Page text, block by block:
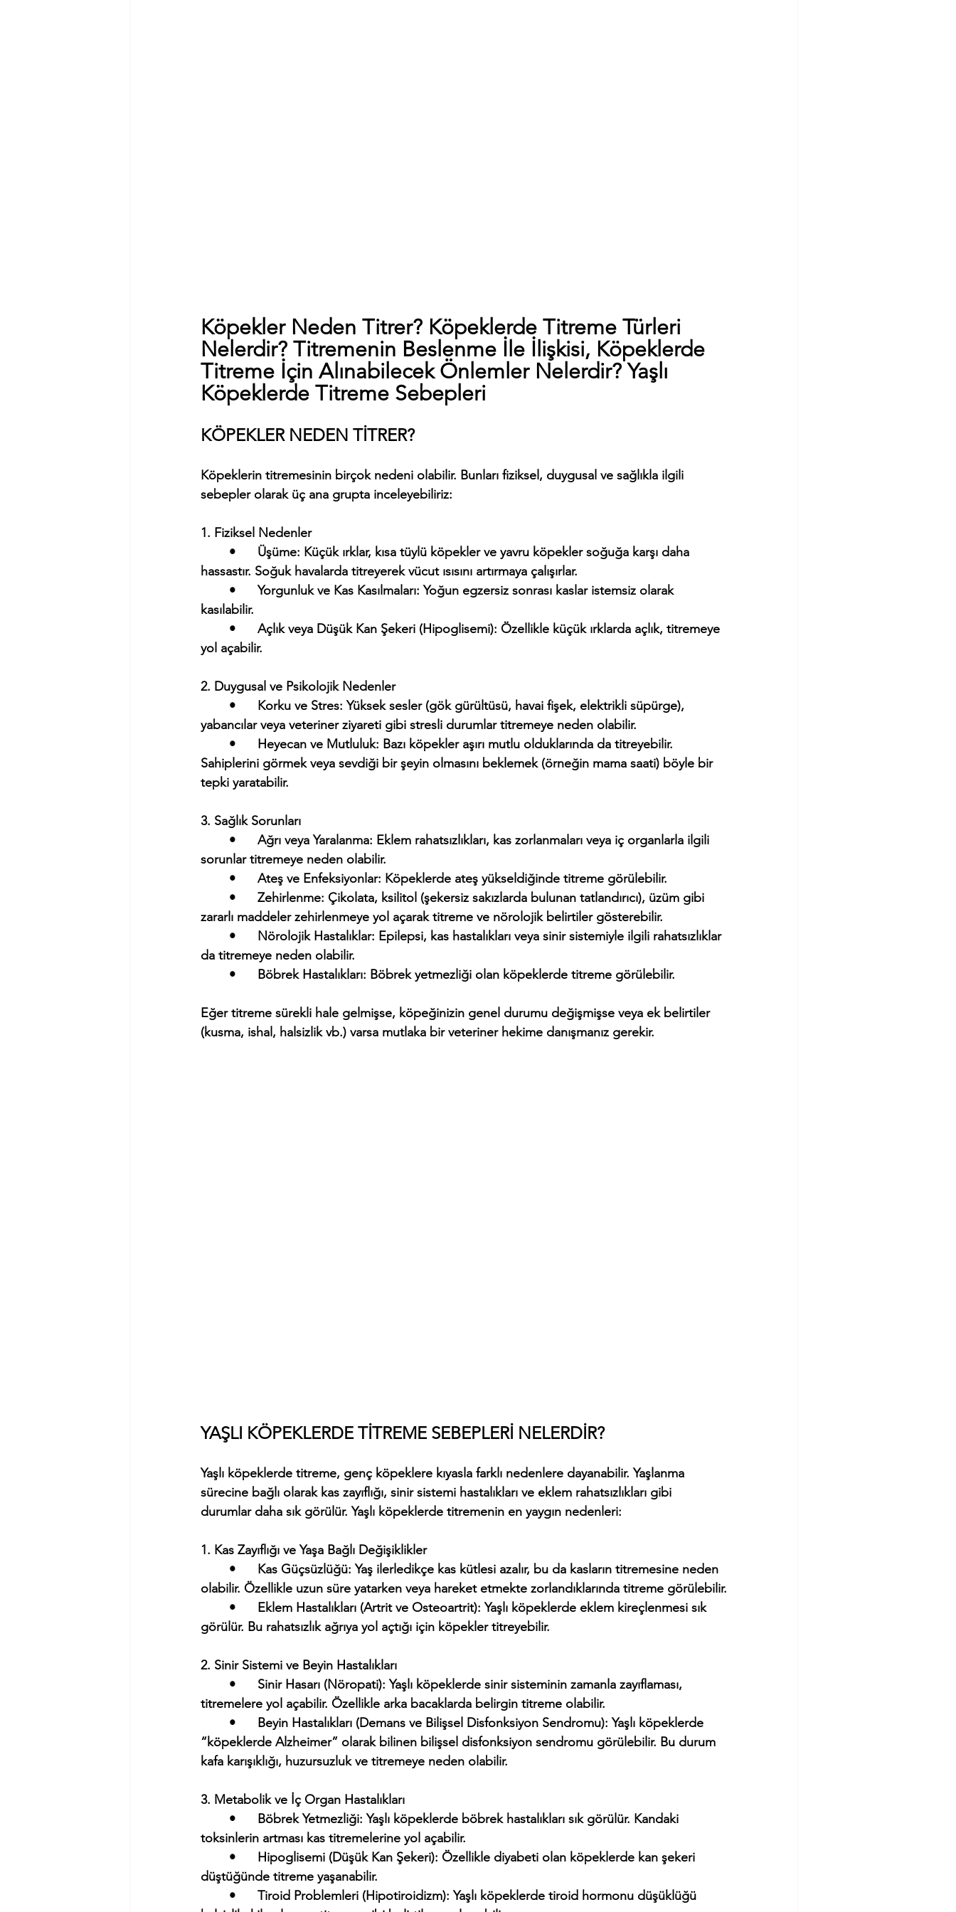
Köpekler Neden Titrer? Köpeklerde Titreme Türleri
Nelerdir? Titremenin Beslenme İle İlişkisi, Köpeklerde
Titreme İçin Alınabilecek Önlemler Nelerdir? Yaşlı
Köpeklerde Titreme Sebepleri
KÖPEKLER NEDEN TİTRER?
Köpeklerin titremesinin birçok nedeni olabilir. Bunları fiziksel, duygusal ve sağlıkla ilgili
sebepler olarak üç ana grupta inceleyebiliriz:
1. Fiziksel Nedenler
hassastır. Soğuk havalarda titreyerek vücut ısısını artırmaya çalışırlar.
kasılabilir.
yol açabilir.
2. Duygusal ve Psikolojik Nedenler
yabancılar veya veteriner ziyareti gibi stresli durumlar titremeye neden olabilir.
Sahiplerini görmek veya sevdiği bir şeyin olmasını beklemek (örneğin mama saati) böyle bir
tepki yaratabilir.
3. Sağlık Sorunları
sorunlar titremeye neden olabilir.
	•	Ateş ve Enfeksiyonlar: Köpeklerde ateş yükseldiğinde titreme görülebilir.
zararlı maddeler zehirlenmeye yol açarak titreme ve nörolojik belirtiler gösterebilir.
da titremeye neden olabilir.
	•	Böbrek Hastalıkları: Böbrek yetmezliği olan köpeklerde titreme görülebilir.
Eğer titreme sürekli hale gelmişse, köpeğinizin genel durumu değişmişse veya ek belirtiler
(kusma, ishal, halsizlik vb.) varsa mutlaka bir veteriner hekime danışmanız gerekir.
YAŞLI KÖPEKLERDE TİTREME SEBEPLERİ NELERDİR?
Yaşlı köpeklerde titreme, genç köpeklere kıyasla farklı nedenlere dayanabilir. Yaşlanma
sürecine bağlı olarak kas zayıflığı, sinir sistemi hastalıkları ve eklem rahatsızlıkları gibi
durumlar daha sık görülür. Yaşlı köpeklerde titremenin en yaygın nedenleri:
1. Kas Zayıflığı ve Yaşa Bağlı Değişiklikler
olabilir. Özellikle uzun süre yatarken veya hareket etmekte zorlandıklarında titreme görülebilir.
görülür. Bu rahatsızlık ağrıya yol açtığı için köpekler titreyebilir.
2. Sinir Sistemi ve Beyin Hastalıkları
titremelere yol açabilir. Özellikle arka bacaklarda belirgin titreme olabilir.
“köpeklerde Alzheimer” olarak bilinen bilişsel disfonksiyon sendromu görülebilir. Bu durum
kafa karışıklığı, huzursuzluk ve titremeye neden olabilir.
3. Metabolik ve İç Organ Hastalıkları
toksinlerin artması kas titremelerine yol açabilir.
düştüğünde titreme yaşanabilir.